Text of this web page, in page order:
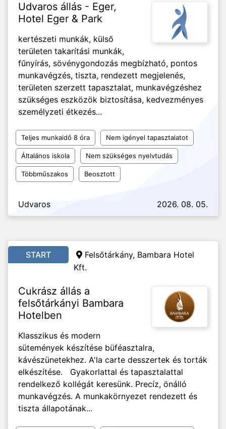
Udvaros állás - Eger,
Hotel Eger & Park
kertészeti munkák, külső
területen takarítási munkák,
fűnyírás, sövénygondozás megbízható, pontos
munkavégzés, tiszta, rendezett megjelenés,
területen szerzett tapasztalat, munkavégzéshez
szükséges eszközök biztosítása, kedvezményes
személyzeti étkezés...
Teljes munkaidő 8 óra Nem igényel tapasztalatot
Általános iskola Nem szükséges nyelvtudás
Többműszakos Beosztott
Udvaros 2026. 08. 05.
START
Felsőtárkány, Bambara Hotel
Kft.
Cukrász állás a
felsőtárkányi Bambara
Hotelben
Klasszikus és modern
sütemények készítése büféasztalra,
kávészünetekhez. A'la carte desszertek és torták
elkészítése. Gyakorlattal és tapasztalattal
rendelkező kollégát keresünk. Precíz, önálló
munkavégzés. A munkakörnyezet rendezett és
tiszta állapotának...